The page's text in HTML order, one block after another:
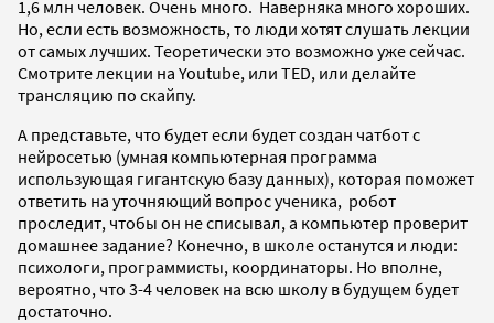
1,6 млн человек. Очень много. Наверняка много хороших.
Но, если есть возможность, то люди хотят слушать лекции
от самых лучших. Теоретически это возможно уже сейчас.
Смотрите лекции на Youtube, или TED, или делайте
трансляцию по скайпу.
А представьте, что будет если будет создан чатбот с
нейросетью (умная компьютерная программа
использующая гигантскую базу данных), которая поможет
ответить на уточняющий вопрос ученика, робот
проследит, чтобы он не списывал, а компьютер проверит
домашнее задание? Конечно, в школе останутся и люди:
психологи, программисты, координаторы. Но вполне,
вероятно, что 3-4 человек на всю школу в будущем будет
достаточно.